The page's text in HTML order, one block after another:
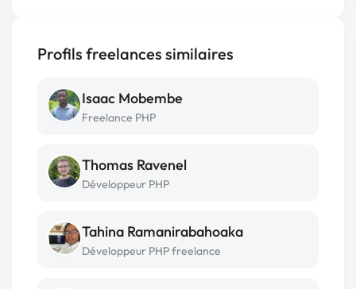
Profils freelances similaires
Isaac Mobembe
Freelance PHP
Thomas Ravenel
Développeur PHP
Tahina Ramanirabahoaka
Développeur PHP freelance